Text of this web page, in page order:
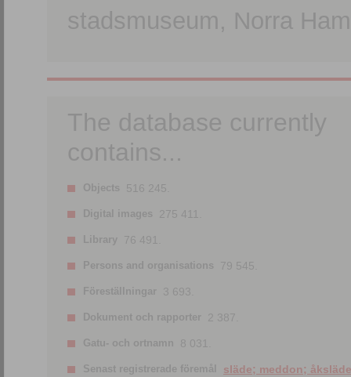
stadsmuseum, Norra
The database currently
contains...
Objects 516 245.
Digital images 275 411.
Library 76 491.
Persons and organisations 79 545.
Föreställningar 3 693.
Dokument och rapporter 2 387.
Gatu- och ortnamn 8 031.
Senast registrerade föremål
släde; meddon; åksläde